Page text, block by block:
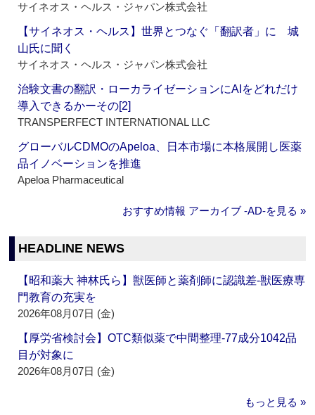
サイネオス・ヘルス・ジャパン株式会社
【サイネオス・ヘルス】世界とつなぐ「翻訳者」に 城
山氏に聞く
サイネオス・ヘルス・ジャパン株式会社
治験文書の翻訳・ローカライゼーションにAIをどれだけ
導入できるかーその[2]
TRANSPERFECT INTERNATIONAL LLC
グローバルCDMOのApeloa、日本市場に本格展開し医薬
品イノベーションを推進
Apeloa Pharmaceutical
おすすめ情報 アーカイブ ‐AD‐を見る »
HEADLINE NEWS
【昭和薬大 神林氏ら】獣医師と薬剤師に認識差‐獣医療専
門教育の充実を
2026年08月07日 (金)
【厚労省検討会】OTC類似薬で中間整理‐77成分1042品
目が対象に
2026年08月07日 (金)
もっと見る »